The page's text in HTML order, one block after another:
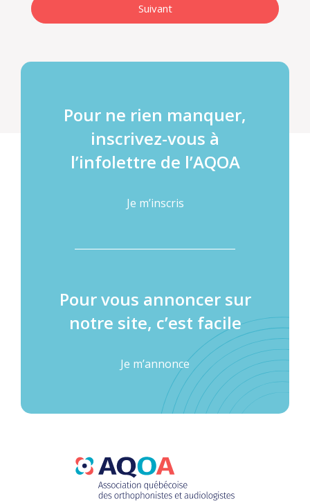
Pour ne rien manquer,
inscrivez-vous à
l’infolettre de l’AQOA
Je m’inscris
Pour vous annoncer sur
notre site, c’est facile
Je m’annonce